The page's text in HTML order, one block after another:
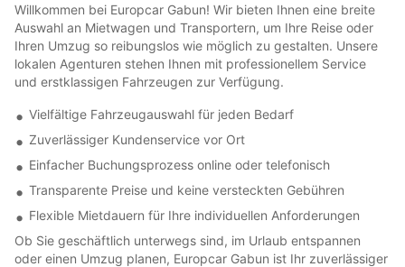
Willkommen bei Europcar Gabun! Wir bieten Ihnen eine breite
Auswahl an Mietwagen und Transportern, um Ihre Reise oder
Ihren Umzug so reibungslos wie möglich zu gestalten. Unsere
lokalen Agenturen stehen Ihnen mit professionellem Service
und erstklassigen Fahrzeugen zur Verfügung.
Vielfältige Fahrzeugauswahl für jeden Bedarf
Zuverlässiger Kundenservice vor Ort
Einfacher Buchungsprozess online oder telefonisch
Transparente Preise und keine versteckten Gebühren
Flexible Mietdauern für Ihre individuellen Anforderungen
Ob Sie geschäftlich unterwegs sind, im Urlaub entspannen
oder einen Umzug planen, Europcar Gabun ist Ihr zuverlässiger